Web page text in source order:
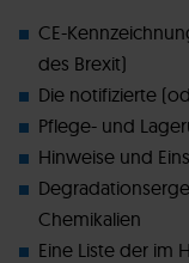
CE-
des Brexit)
Die notifizierte
Pflege- und
Hinweise und
Chemikalien
Eine Liste der im